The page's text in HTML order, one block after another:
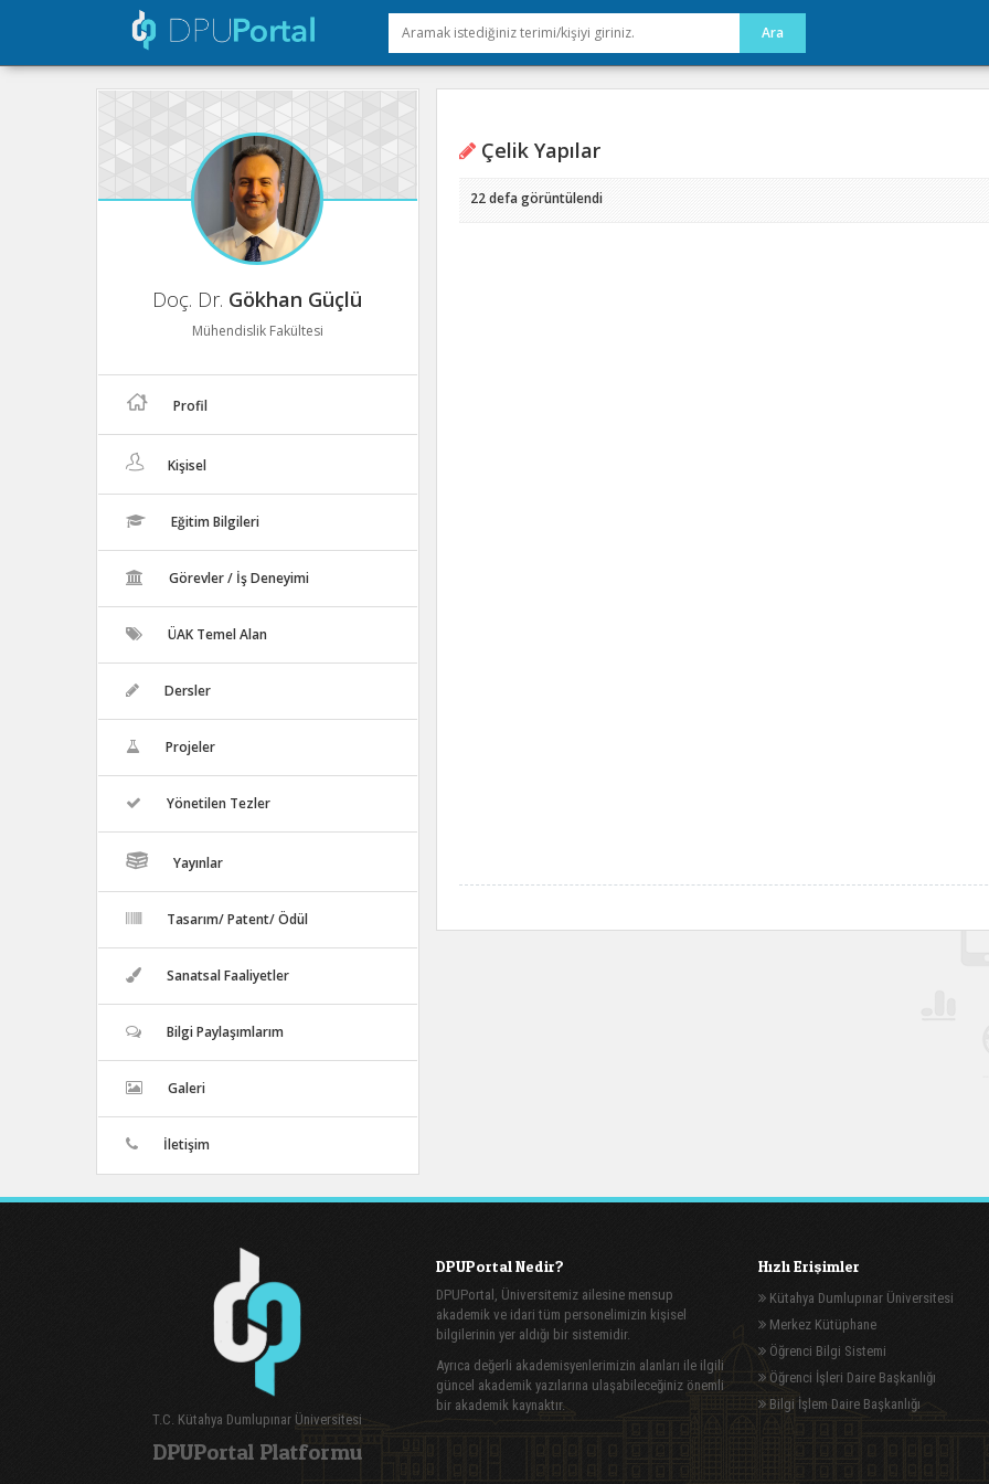
Doç. Dr. Gökhan Güçlü
Mühendislik Fakültesi
Profil
Kişisel
Eğitim Bilgileri
Görevler / İş Deneyimi
ÜAK Temel Alan
Dersler
Projeler
Yönetilen Tezler
Yayınlar
Tasarım/ Patent/ Ödül
Sanatsal Faaliyetler
Bilgi Paylaşımlarım
Galeri
İletişim
Çelik Yapılar
22 defa görüntülendi
T.C. Kütahya Dumlupınar Üniversitesi
DPUPortal Platformu
DPUPortal Nedir?
DPUPortal, Üniversitemiz ailesine mensup
akademik ve idari tüm personelimizin kişisel
bilgilerinin yer aldığı bir sistemidir.
Ayrıca değerli akademisyenlerimizin alanları ile ilgili
güncel akademik yazılarına ulaşabileceğiniz önemli
bir akademik kaynaktır.
Hızlı Erişimler
Kütahya Dumlupınar Üniversitesi
Merkez Kütüphane
Öğrenci Bilgi Sistemi
Öğrenci İşleri Daire Başkanlığı
Bilgi İşlem Daire Başkanlığı